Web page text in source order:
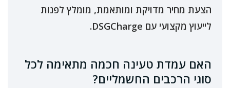
הצעת מחיר מדויקת ומותאמת, מומלץ לפנות
לייעוץ מקצועי עם DSGCharge.
האם עמדת טעינה חכמה מתאימה לכל
סוגי הרכבים החשמליים?